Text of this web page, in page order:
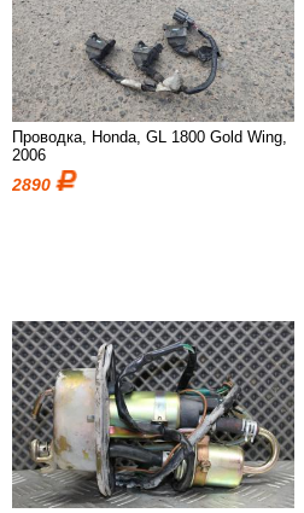
Проводка, Honda, GL 1800 Gold Wing,
2006
2890